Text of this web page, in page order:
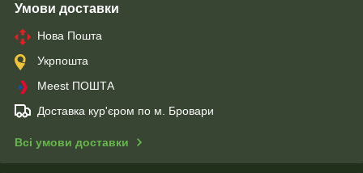
Умови доставки
Нова Пошта
Укрпошта
Meest ПОШТА
Доставка кур'єром по м. Бровари
Всі умови доставки